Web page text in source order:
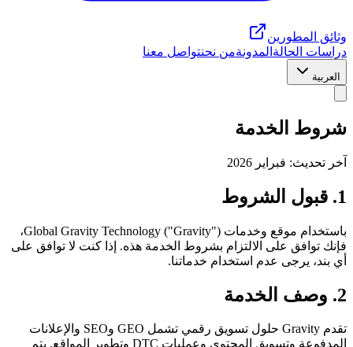
وثائق المطورين
دراسات الحالة المدونةمن نحنتواصل معنا
العربية
شروط الخدمة
آخر تحديث: فبراير 2026
1. قبول الشروط
باستخدام موقع وخدمات Global Gravity Technology ("Gravity")،
فإنك توافق على الالتزام بشروط الخدمة هذه. إذا كنت لا توافق على
أي بند، يرجى عدم استخدام خدماتنا.
2. وصف الخدمة
تقدم Gravity حلول تسويق رقمي تشمل GEO وSEO والإعلانات
المدفوعة وتسويق المحتوى وعمليات DTC وتطوير المواقع. يتم